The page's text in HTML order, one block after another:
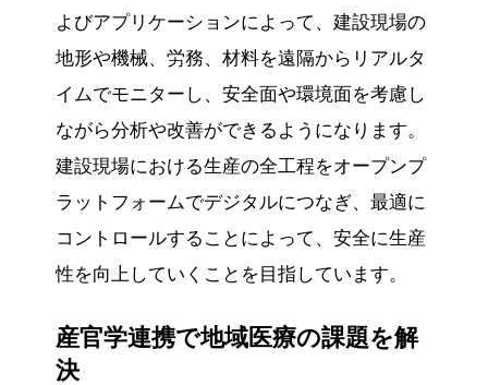
よびアプリケーションによって、建設現場の
地形や機械、労務、材料を遠隔からリアルタ
イムでモニターし、安全面や環境面を考慮し
ながら分析や改善ができるようになります。
建設現場における生産の全工程をオープンプ
ラットフォームでデジタルにつなぎ、最適に
コントロールすることによって、安全に生産
性を向上していくことを目指しています。
産官学連携で地域医療の課題を解
決